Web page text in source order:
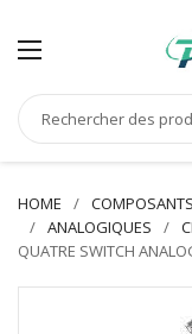
HOME
ANALOGIQUES
QUATRE SWITCH